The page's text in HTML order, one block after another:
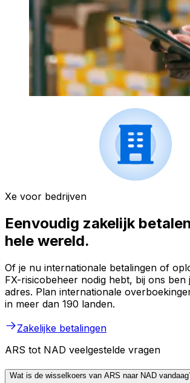
Xe voor bedrijven
Eenvoudig zakelijk
hele wereld.
Of je nu internationale betalingen of
FX-risicobeheer nodig hebt, bij ons ben
adres. Plan internationale
in meer dan 190 landen.
Zakelijke betalingen
ARS tot NAD veelgestelde vragen
Wat is de wisselkoers van ARS naar NAD